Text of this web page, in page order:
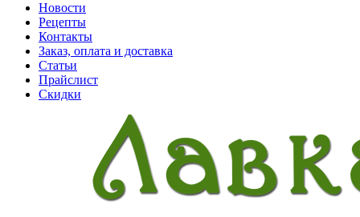
Новости
Рецепты
Контакты
Заказ, оплата и доставка
Статьи
Прайслист
Скидки